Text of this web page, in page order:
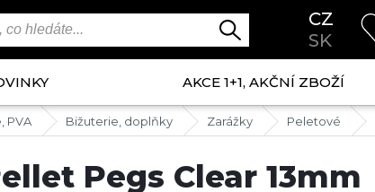
CZ
SK
AKCE 1+1, AKČNÍ ZBOŽÍ
PVA Bižuterie, doplňky Zarážky Peletové
Pegs Clear 13mm